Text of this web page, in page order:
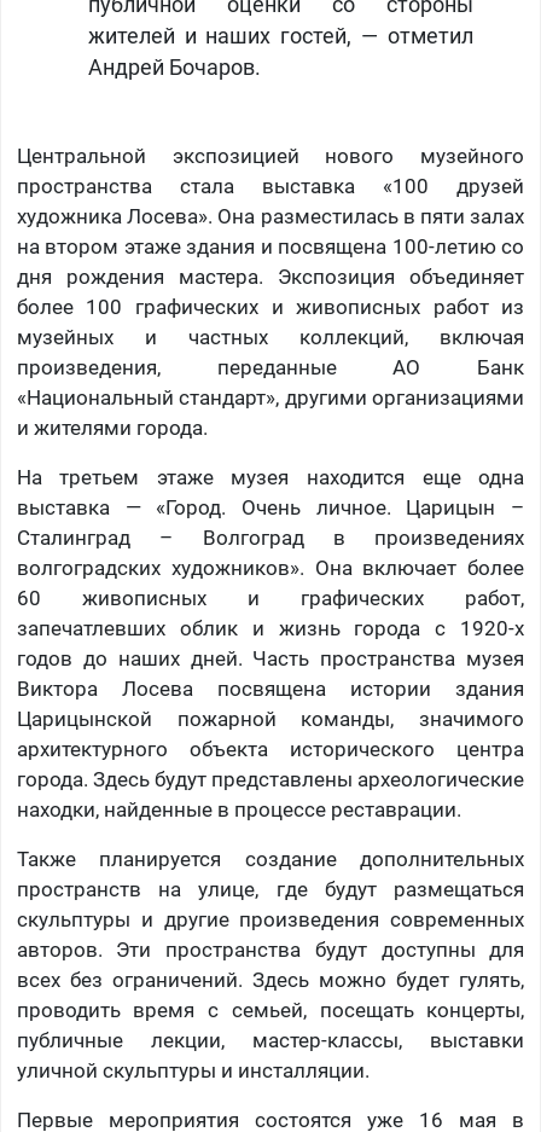
публичной оценки со стороны
жителей и наших гостей, — отметил
Андрей Бочаров.
Центральной экспозицией нового музейного
пространства стала выставка «100 друзей
художника Лосева». Она разместилась в пяти залах
на втором этаже здания и посвящена 100-летию со
дня рождения мастера. Экспозиция объединяет
более 100 графических и живописных работ из
музейных и частных коллекций, включая
произведения, переданные АО Банк
«Национальный стандарт», другими организациями
и жителями города.
На третьем этаже музея находится еще одна
выставка — «Город. Очень личное. Царицын –
Сталинград – Волгоград в произведениях
волгоградских художников». Она включает более
60 живописных и графических работ,
запечатлевших облик и жизнь города с 1920-х
годов до наших дней. Часть пространства музея
Виктора Лосева посвящена истории здания
Царицынской пожарной команды, значимого
архитектурного объекта исторического центра
города. Здесь будут представлены археологические
находки, найденные в процессе реставрации.
Также планируется создание дополнительных
пространств на улице, где будут размещаться
скульптуры и другие произведения современных
авторов. Эти пространства будут доступны для
всех без ограничений. Здесь можно будет гулять,
проводить время с семьей, посещать концерты,
публичные лекции, мастер-классы, выставки
уличной скульптуры и инсталляции.
Первые мероприятия состоятся уже 16 мая в